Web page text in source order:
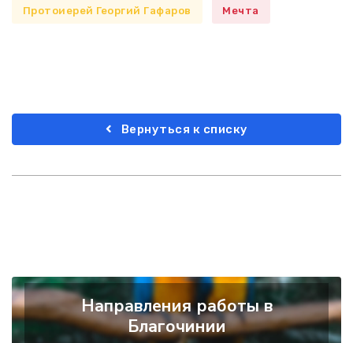
Протоиерей Георгий Гафаров Мечта
Вернуться к списку
Направления работы в
Благочинии